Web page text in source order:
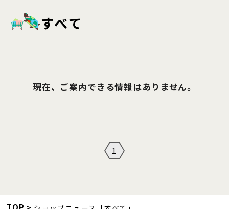
すべて
現在、ご案内できる情報はありません。
1